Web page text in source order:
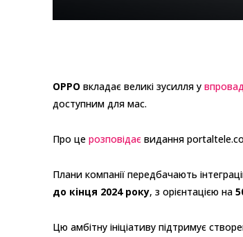
OPPO вкладає великі зусилля у
доступним для мас.
Про це розповідає видання
Плани компанії передбачають
до кінця 2024 року, з орієнтацією на
Цю амбітну ініціативу підтримує